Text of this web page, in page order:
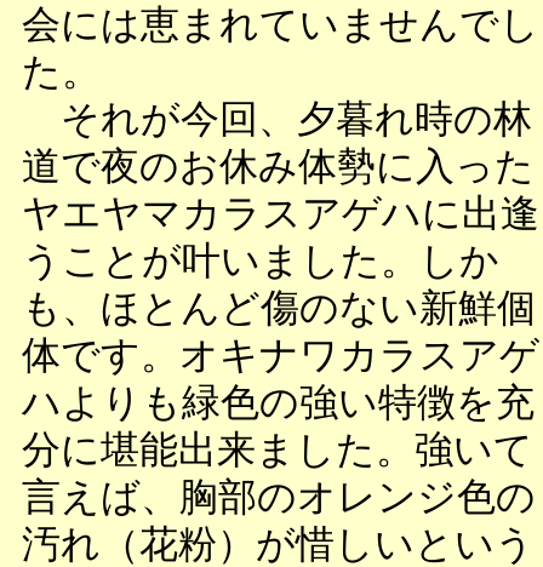
会には恵まれていませんでし
た。
それが今回、夕暮れ時の林
道で夜のお休み体勢に入った
ヤエヤマカラスアゲハに出逢
うことが叶いました。しか
も、ほとんど傷のない新鮮個
体です。オキナワカラスアゲ
ハよりも緑色の強い特徴を充
分に堪能出来ました。強いて
言えば、胸部のオレンジ色の
汚れ（花粉）が惜しいという